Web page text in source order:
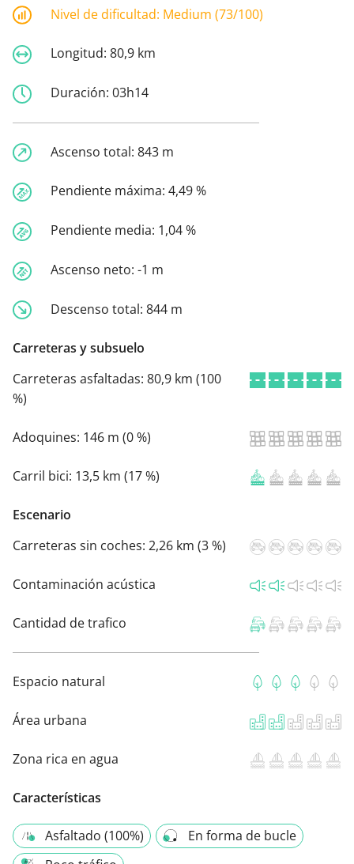
Nivel de dificultad: Medium (73/100)
Longitud: 80,9 km
Duración: 03h14
Ascenso total: 843 m
Pendiente máxima: 4,49 %
Pendiente media: 1,04 %
Ascenso neto: -1 m
Descenso total: 844 m
Carreteras y subsuelo
Carreteras asfaltadas: 80,9 km (100
%)
Adoquines: 146 m (0 %)
Carril bici: 13,5 km (17 %)
Escenario
Carreteras sin coches: 2,26 km (3 %)
Contaminación acústica
Cantidad de trafico
Espacio natural
Área urbana
Zona rica en agua
Características
Asfaltado (100%)
En forma de bucle